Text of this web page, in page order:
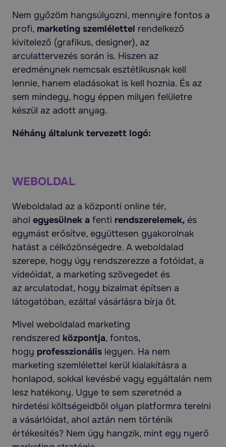
Nem győzöm hangsúlyozni, mennyire fontos a
profi, marketing szemlélettel rendelkező
kivitelező (grafikus, designer), az
arculattervezés során is. Hiszen az
eredménynek nemcsak esztétikusnak kell
lennie, hanem eladásokat is kell hoznia. És az
sem mindegy, hogy éppen milyen felületre
készül az adott anyag.
Néhány általunk tervezett logó:
WEBOLDAL
Weboldalad az a központi online tér,
ahol egyesülnek a fenti rendszerelemek, és
egymást erősítve, együttesen gyakorolnak
hatást a célközönségedre. A weboldalad
szerepe, hogy úgy rendszerezze a fotóidat, a
videóidat, a marketing szövegedet és
az arculatodat, hogy bizalmat építsen a
látogatóban, ezáltal vásárlásra bírja őt.
Mivel weboldalad marketing
rendszered központja, fontos,
hogy professzionális legyen. Ha nem
marketing szemlélettel kerül kialakításra a
honlapod, sokkal kevésbé vagy egyáltalán nem
lesz hatékony. Ugye te sem szeretnéd a
hirdetési költségeidből olyan platformra terelni
a vásárlóidat, ahol aztán nem történik
értékesítés? Nem úgy hangzik, mint egy nyerő